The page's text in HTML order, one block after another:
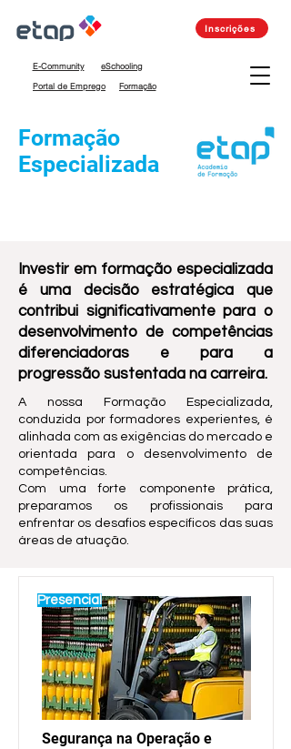
eSchooling
E-Community
Portal de Emprego
Formação
Inscrições
Formação
Especializada
Investir em formação especializada
é uma decisão estratégica que
contribui significativamente para o
desenvolvimento de competências
diferenciadoras e para a
progressão sustentada na carreira.
A nossa Formação Especializada,
conduzida por formadores experientes, é
alinhada com as exigências do mercado e
orientada para o desenvolvimento de
competências.
Com uma forte componente prática,
preparamos os profissionais para
enfrentar os desafios específicos das suas
áreas de atuação.
Presencial
Segurança na Operação e